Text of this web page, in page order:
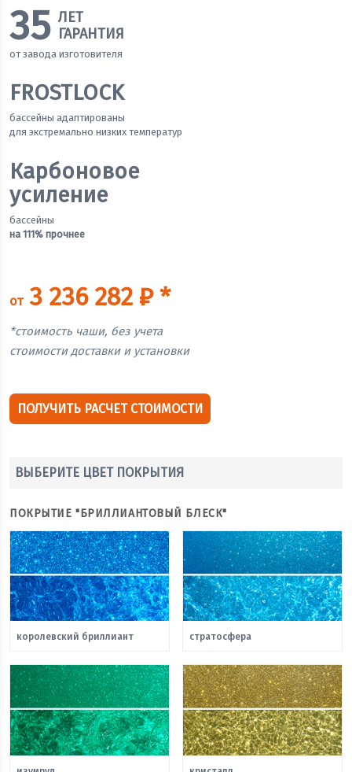
35 ЛЕТ
ГАРАНТИЯ
от завода изготовителя
FROSTLOCK
бассейны адаптированы
для экстремально низких температур
Карбоновое
усиление
бассейны
на 111% прочнее
от3 236 282 ₽ *
*стоимость чаши, без учета
стоимости доставки и установки
ПОЛУЧИТЬ РАСЧЕТ СТОИМОСТИ
ВЫБЕРИТЕ ЦВЕТ ПОКРЫТИЯ
ПОКРЫТИЕ "БРИЛЛИАНТОВЫЙ БЛЕСК"
королевский бриллиант стратосфера